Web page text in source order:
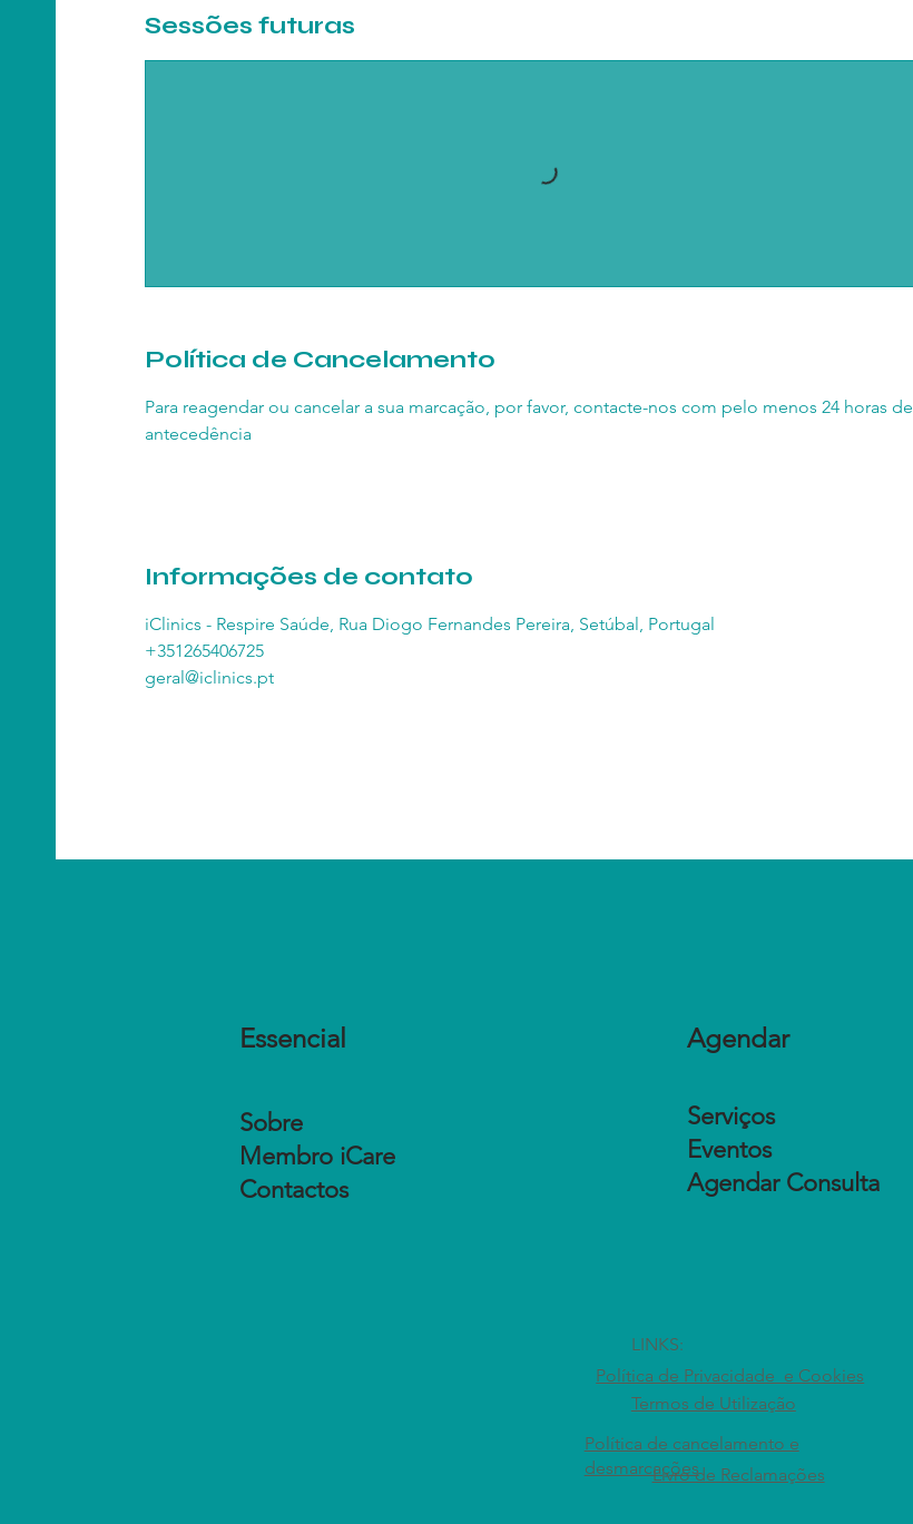
Sessões futuras
Política de Cancelamento
Para reagendar ou cancelar a sua marcação, por favor, contacte-nos com pelo menos 24 horas de
antecedência
Informações de contato
iClinics - Respire Saúde, Rua Diogo Fernandes Pereira, Setúbal, Portugal
+351265406725
geral@iclinics.pt
Essencial
Sobre
Membro iCare
Contactos
Agendar
Serviços
Eventos
Agendar Consulta
Política de Privacidade e Cookies
LINKS:
Política de cancelamento e
desmarcações
Termos de Utilização
Livro de Reclamações